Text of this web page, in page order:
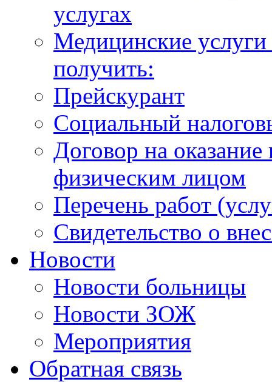
услугах
Медицинские
получить:
Прейскурант
Социальный
Договор на
физическим лицом
Перечень работ
Свидетельство о
Новости
Новости больницы
Новости ЗОЖ
Мероприятия
Обратная связь